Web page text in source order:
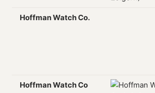
Hoffman Watch Co.
Hoffman Watch Co